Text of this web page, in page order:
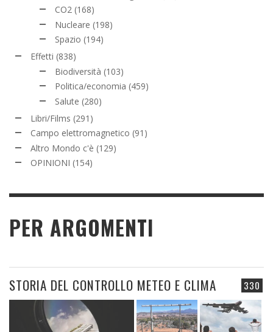
CO2 (168)
Nucleare (198)
Spazio (194)
Effetti (838)
Biodiversità (103)
Politica/economia (459)
Salute (280)
Libri/Films (291)
Campo elettromagnetico (91)
Altro Mondo c'è (129)
OPINIONI (154)
PER ARGOMENTI
330
STORIA DEL CONTROLLO METEO E CLIMA